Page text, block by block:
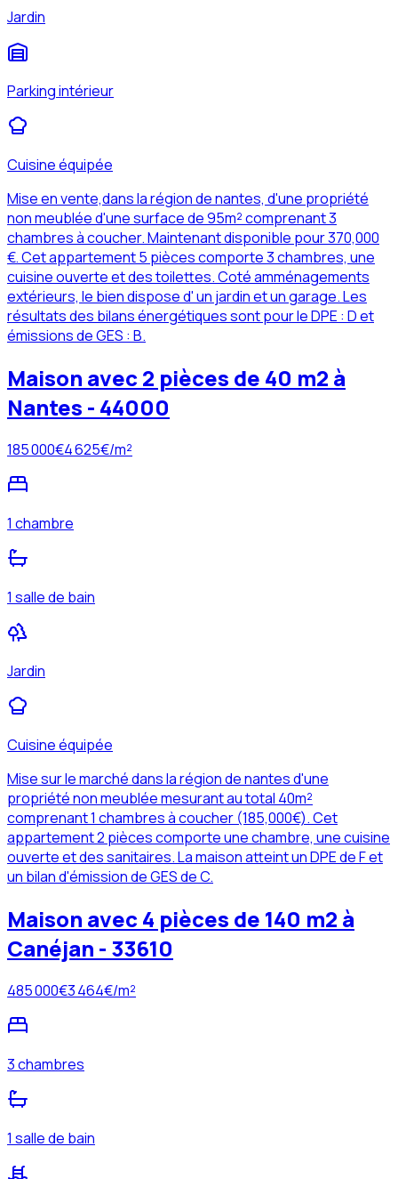
Jardin
Parking intérieur
Cuisine équipée
Mise en vente,dans la région de nantes, d'une propriété
non meublée d'une surface de 95m² comprenant 3
chambres à coucher. Maintenant disponible pour 370,000
€. Cet appartement 5 pièces comporte 3 chambres, une
cuisine ouverte et des toilettes. Coté amménagements
extérieurs, le bien dispose d' un jardin et un garage. Les
résultats des bilans énergétiques sont pour le DPE : D et
émissions de GES : B.
Maison avec 2 pièces de 40 m2 à
Nantes - 44000
185 000€4 625€/m²
1 chambre
1 salle de bain
Jardin
Cuisine équipée
Mise sur le marché dans la région de nantes d'une
propriété non meublée mesurant au total 40m²
comprenant 1 chambres à coucher (185,000€). Cet
appartement 2 pièces comporte une chambre, une cuisine
ouverte et des sanitaires. La maison atteint un DPE de F et
un bilan d'émission de GES de C.
Maison avec 4 pièces de 140 m2 à
Canéjan - 33610
485 000€3 464€/m²
3 chambres
1 salle de bain